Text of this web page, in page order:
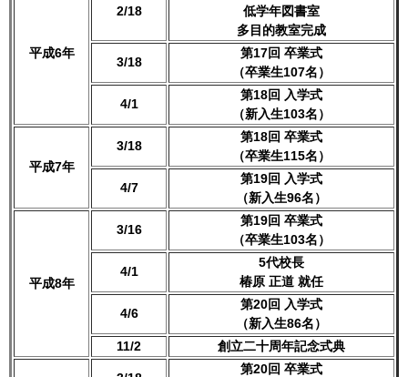
平成6年
2/18
低学年図書室
多目的教室完成
3/18
第17回 卒業式
（卒業生107名）
4/1
第18回 入学式
（新入生103名）
平成7年
3/18
第18回 卒業式
（卒業生115名）
4/7
第19回 入学式
（新入生96名）
平成8年
3/16
第19回 卒業式
（卒業生103名）
4/1
5代校長
椿原 正道 就任
4/6
第20回 入学式
（新入生86名）
11/2
創立二十周年記念式典
第20回 卒業式